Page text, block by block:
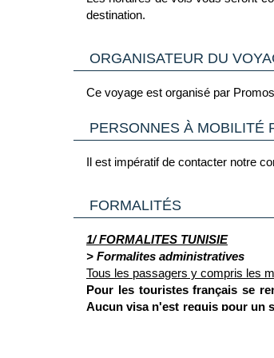
Amphithéâtre en plein air et une
destination.
ORGANISATEUR DU
Ce voyage est organisé par
PERSONNES À MOBILITÉ
Il est impératif de contacter notre
FORMALITÉS
1/ FORMALITES TUNISIE
> Formalites administratives
Tous les passagers y compris les
Pour les touristes français se
Aucun visa n'est requis pour un
carte de séjour auprès du